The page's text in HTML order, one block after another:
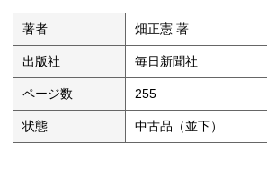
著者 畑正憲 著
出版社 毎日新聞社
ページ数 255
状態 中古品（並下）